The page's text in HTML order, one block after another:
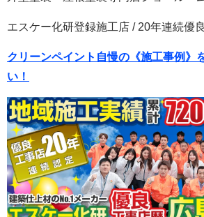
エスケー化研登録施工店 / 20年連続優
クリーンペイント自慢の《施工事例》
い！